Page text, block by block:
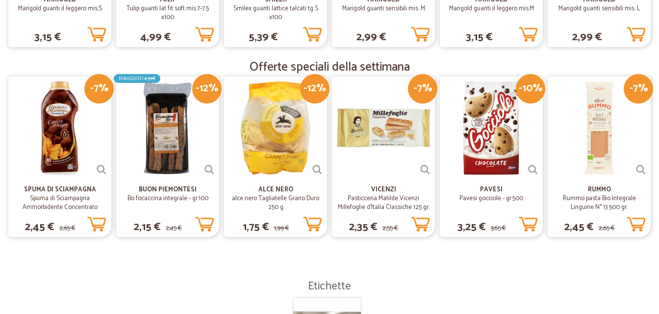
Tutto preciso e puntuale. Ottimo servizio.
Demetrio G.
okokokokokokokok
Marigold guanti il leggero mis.S
3,15 €
Tulip guanti lat fit soft mis.7-7.5
x100
4,99 €
Smilex guanti lattice talcati tg S
x100
5,39 €
Marigold guanti sensibili mis. M
2,99 €
Marigold guanti il leggero mis.M
3,15 €
Marigold guanti sensibili mis. L
2,99 €
Offerte speciali della settimana
-7%
SPUMA DI SCIAMPAGNA
Spuma di Sciampagna
Ammorbidente Concentrato
Carezza d'Argan 600 ml
2,45 € 2,65 €
-12%
RIBASSATO2,59€
BUON PIEMONTESI
Bo focaccina integrale - gr.100
2,15 € 2,45 €
-12%
ALCE NERO
alce nero Tagliatelle Grano Duro
250 g
1,75 € 1,99 €
-7%
VICENZI
Pasticceria Matilde Vicenzi
Millefoglie d'Italia Classiche 125 gr.
2,35 € 2,55 €
-10%
PAVESI
Pavesi gocciole - gr.500
3,25 € 3,65 €
-7%
RUMMO
Rummo pasta Bio Integrale
Linguine N° 13 500 gr.
2,45 € 2,65 €
Etichette